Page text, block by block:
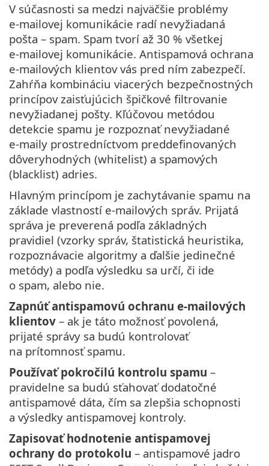
V súčasnosti sa medzi najväčšie problémy
e‑mailovej komunikácie radí nevyžiadaná
pošta – spam. Spam tvorí až 30 % všetkej
e‑mailovej komunikácie. Antispamová ochrana
e‑mailových klientov vás pred ním zabezpečí.
Zahŕňa kombináciu viacerých bezpečnostných
princípov zaisťujúcich špičkové filtrovanie
nevyžiadanej pošty. Kľúčovou metódou
detekcie spamu je rozpoznať nevyžiadané
e‑maily prostredníctvom preddefinovaných
dôveryhodných (whitelist) a spamových
(blacklist) adries.
Hlavným princípom je zachytávanie spamu na
základe vlastností e‑mailových správ. Prijatá
správa je preverená podľa základných
pravidiel (vzorky správ, štatistická heuristika,
rozpoznávacie algoritmy a ďalšie jedinečné
metódy) a podľa výsledku sa určí, či ide
o spam, alebo nie.
Zapnúť antispamovú ochranu e‑mailových
klientov – ak je táto možnosť povolená,
prijaté správy sa budú kontrolovať
na prítomnosť spamu.
Používať pokročilú kontrolu spamu –
pravidelne sa budú sťahovať dodatočné
antispamové dáta, čím sa zlepšia schopnosti
a výsledky antispamovej kontroly.
Zapisovať hodnotenie antispamovej
ochrany do protokolu – antispamové jadro